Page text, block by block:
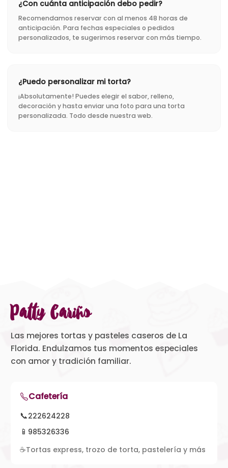
¿Con cuánta anticipación debo pedir?
Recomendamos reservar con al menos 48 horas de
anticipación. Para fechas especiales o pedidos
personalizados, te sugerimos reservar con más tiempo.
¿Puedo personalizar mi torta?
¡Absolutamente! Puedes elegir el sabor, relleno,
decoración y hasta enviar una foto para una torta
personalizada. Todo desde nuestra web.
Patty Cariño
Las mejores tortas y pasteles caseros de La
Florida. Endulzamos tus momentos especiales
con amor y tradición familiar.
Cafetería
📞222624228
📱 985326336
☕Tortas express, trozo de torta, pastelería y más